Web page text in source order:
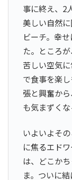
事に終え、2
美しい自然
ビーチ。幸
た。ところ
苦しい空気
で食事を楽
張と興奮か
も気まずくな
いよいよそ
に焦るエド
は、どこか
ま。ついに